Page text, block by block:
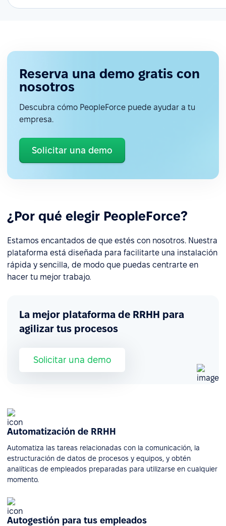
Reserva una demo gratis con
nosotros
Descubra cómo PeopleForce puede ayudar a tu
empresa.
Solicitar una demo
¿Por qué elegir PeopleForce?
Estamos encantados de que estés con nosotros. Nuestra
plataforma está diseñada para facilitarte una instalación
rápida y sencilla, de modo que puedas centrarte en
hacer tu mejor trabajo.
La mejor plataforma de RRHH para
agilizar tus procesos
Solicitar una demo
Automatización de RRHH
Automatiza las tareas relacionadas con la comunicación, la
estructuración de datos de procesos y equipos, y obtén
analíticas de empleados preparadas para utilizarse en cualquier
momento.
Autogestión para tus empleados